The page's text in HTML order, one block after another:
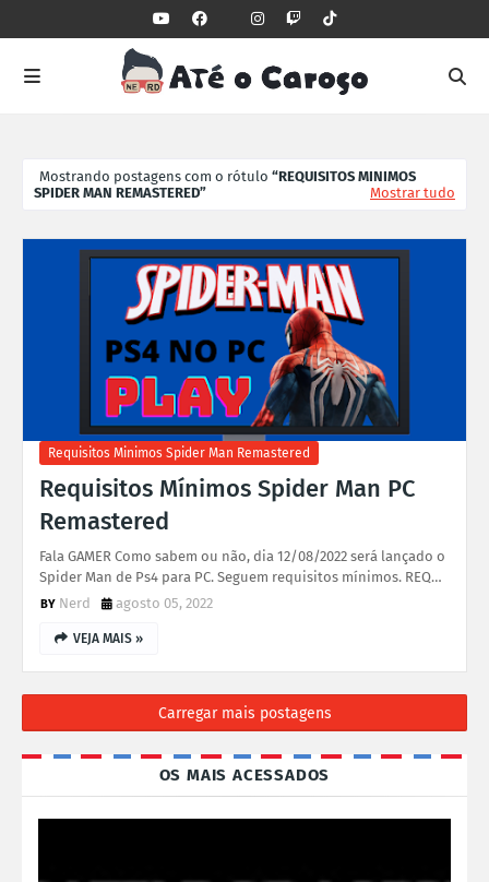
Mostrando postagens com o rótulo
REQUISITOS MINIMOS
SPIDER MAN REMASTERED
Mostrar tudo
Requisitos Minimos Spider Man Remastered
Requisitos Mínimos Spider Man PC
Remastered
Fala GAMER Como sabem ou não, dia 12/08/2022 será lançado o
Spider Man de Ps4 para PC. Seguem requisitos mínimos. REQ…
Nerd
agosto 05, 2022
VEJA MAIS »
Carregar mais postagens
OS MAIS ACESSADOS